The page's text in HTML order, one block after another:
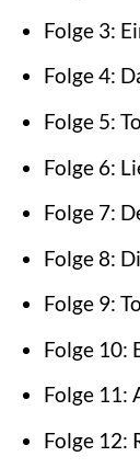
Folge 3:
Folge 4:
Folge 5:
Folge 6:
Folge 7:
Folge 8:
Folge 9:
Folge 10:
Folge 11:
Folge 12: